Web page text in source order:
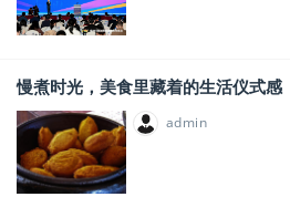
慢煮时光，美食里藏着的生活仪式感
admin